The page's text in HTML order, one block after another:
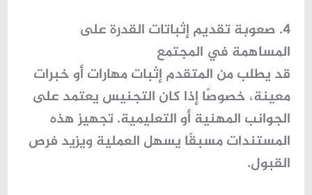
4. صعوبة تقديم إثباتات القدرة على
المساهمة في المجتمع
قد يطلب من المتقدم إثبات مهارات أو خبرات
معينة، خصوصًا إذا كان التجنيس يعتمد على
الجوانب المهنية أو التعليمية. تجهيز هذه
المستندات مسبقًا يسهل العملية ويزيد فرص
القبول.